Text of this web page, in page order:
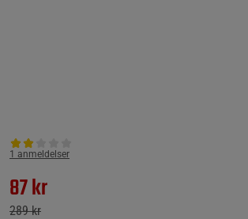
1 anmeldelser
87 kr
289 kr